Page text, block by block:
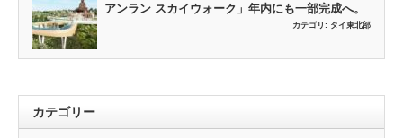
アンラン スカイウォーク」年内にも一部完成へ。
カテゴリ: タイ東北部
カテゴリー